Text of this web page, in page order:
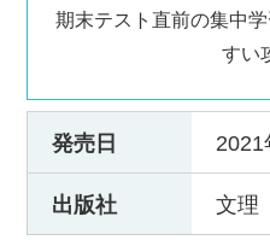
期末テスト直前の集中
すい
発売日 2021
出版社 文理